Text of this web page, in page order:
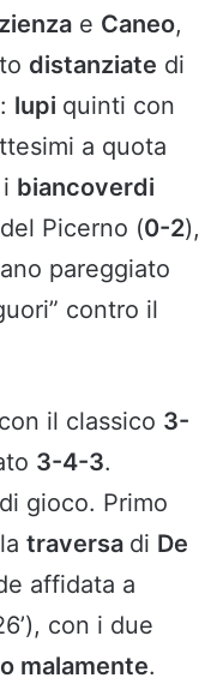
e Caneo,
distanziate di
: lupi quinti con
a quota
i biancoverdi
Picerno (0-2),
pareggiato
contro il
il classico 3-
3-4-3.
gioco. Primo
traversa di De
affidata a
con i due
malamente.